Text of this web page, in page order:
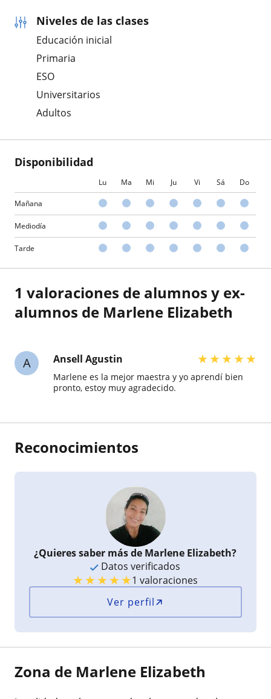
Niveles de las clases
Educación inicial
Primaria
ESO
Universitarios
Adultos
Disponibilidad
Lu Ma Mi Ju Vi Sá Do
Mañana
Mediodía
Tarde
1 valoraciones de alumnos y ex-
alumnos de Marlene Elizabeth
A Ansell Agustin ★★★★★
Marlene es la mejor maestra y yo aprendí bien
pronto, estoy muy agradecido.
Reconocimientos
¿Quieres saber más de Marlene Elizabeth?
Datos verificados
★★★★★1 valoraciones
Ver perfil
Zona de Marlene Elizabeth